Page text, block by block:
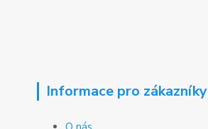
Informace pro zákazníky